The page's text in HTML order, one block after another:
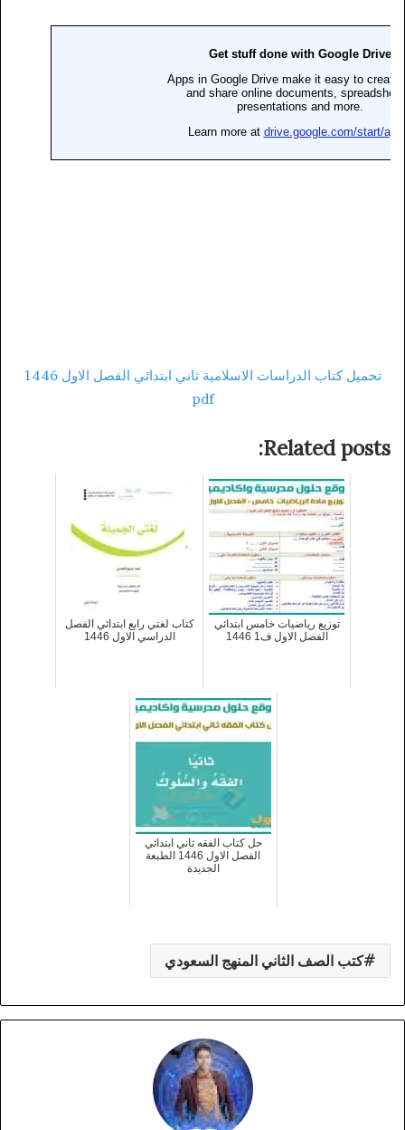
تحميل كتاب الدراسات الاسلامية ثاني ابتدائي الفصل الاول 1446
pdf
Related posts:
توزيع رياضيات خامس ابتدائي
الفصل الاول ف1 1446
كتاب لغتي رابع ابتدائي الفصل
الدراسي الاول 1446
حل كتاب الفقه ثاني ابتدائي
الفصل الاول 1446 الطبعة
الجديدة
كتب الصف الثاني المنهج السعودي